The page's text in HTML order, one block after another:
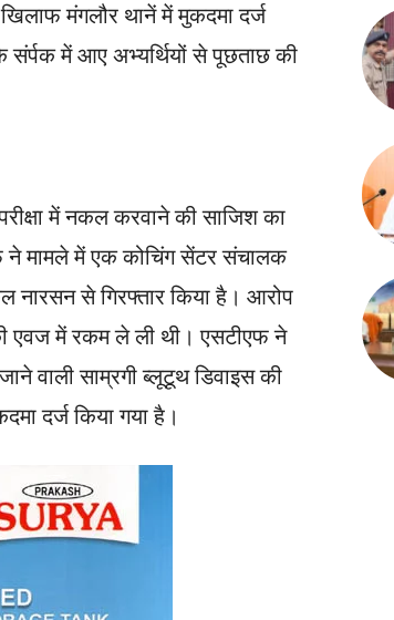
मंगलौर थानें में मुकदमा दर्ज
संर्पक में आए अभ्यर्थियों से पूछताछ की
में नकल करवाने की साजिश का
ने मामले में एक कोचिंग सेंटर संचालक
से गिरफ्तार किया है। आरोप
एवज में रकम ले ली थी। एसटीएफ ने
वाली साम्रगी ब्लूटूथ डिवाइस की
दर्ज किया गया है।